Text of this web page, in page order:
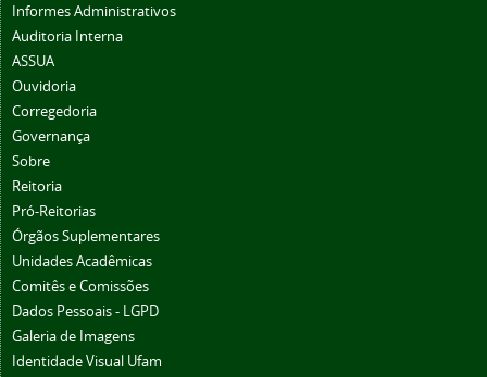
Informes Administrativos
Auditoria Interna
ASSUA
Ouvidoria
Corregedoria
Governança
Sobre
Reitoria
Pró-Reitorias
Órgãos Suplementares
Unidades Acadêmicas
Comitês e Comissões
Dados Pessoais - LGPD
Galeria de Imagens
Identidade Visual Ufam